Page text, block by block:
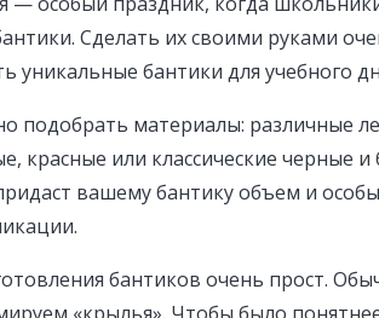
Сделать их своими руками
уникальные бантики для учебного
подобрать материалы: различные
красные или классические
вашему бантику объем и
бантиков очень прост.